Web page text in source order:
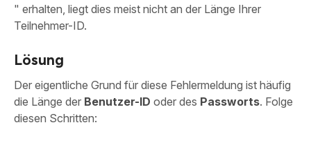
" erhalten, liegt dies meist nicht an der Länge Ihrer
Teilnehmer-ID.
Lösung
Der eigentliche Grund für diese Fehlermeldung ist häufig
die Länge der Benutzer-ID oder des Passworts. Folge
diesen Schritten: